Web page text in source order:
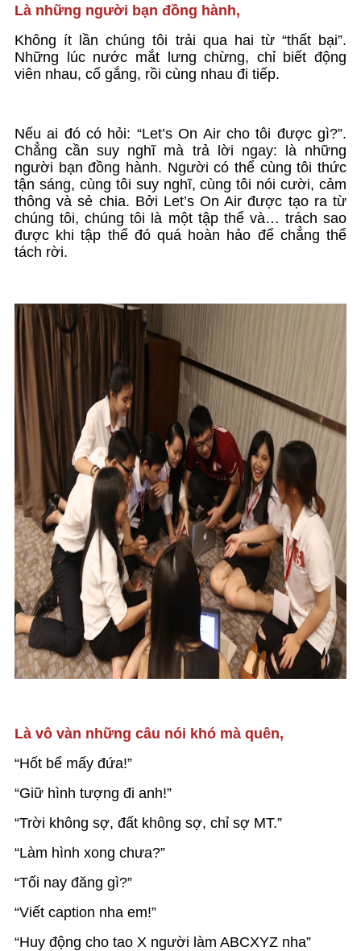
Là những người bạn đồng hành,
Không ít lần chúng tôi trải qua hai từ “thất bại”.
Những lúc nước mắt lưng chừng, chỉ biết động
viên nhau, cố gắng, rồi cùng nhau đi tiếp.
Nếu ai đó có hỏi: “Let’s On Air cho tôi được gì?”.
Chẳng cần suy nghĩ mà trả lời ngay: là những
người bạn đồng hành. Người có thể cùng tôi thức
tận sáng, cùng tôi suy nghĩ, cùng tôi nói cười, cảm
thông và sẻ chia. Bởi Let’s On Air được tạo ra từ
chúng tôi, chúng tôi là một tập thể và… trách sao
được khi tập thể đó quá hoàn hảo để chẳng thể
tách rời.
Là vô vàn những câu nói khó mà quên,
“Hốt bể mấy đứa!”
“Giữ hình tượng đi anh!”
“Trời không sợ, đất không sợ, chỉ sợ MT.”
“Làm hình xong chưa?”
“Tối nay đăng gì?”
“Viết caption nha em!”
“Huy động cho tao X người làm ABCXYZ nha”